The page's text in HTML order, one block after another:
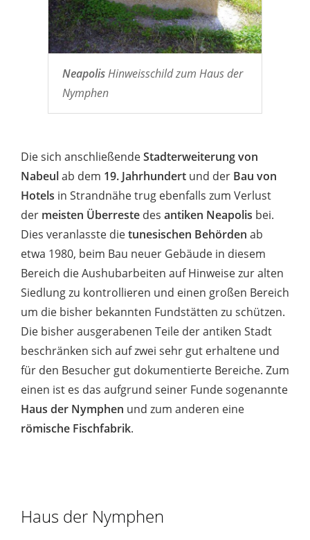
NeapolisHinweisschild zum Haus der
Nymphen
Die sich anschließendeStadterweiterung von
Nabeulab dem 19. Jahrhundert und der Bau von
Hotels in Strandnähe trug ebenfalls zum Verlust
der meisten Überreste des antiken Neapolis bei.
Dies veranlasste dietunesischen Behörden ab
etwa 1980, beim Bau neuer Gebäude in diesem
Bereich die Aushubarbeiten auf Hinweise zur alten
Siedlung zu kontrollieren und einen großen Bereich
um die bisher bekannten Fundstätten zu schützen.
Die bisher ausgerabenen Teile der antiken Stadt
beschränken sich auf zwei sehr gut erhaltene und
für den Besucher gut dokumentierte Bereiche. Zum
einen ist es das aufgrund seiner Funde sogenannte
Haus der Nymphen und zum anderen eine
römische Fischfabrik.
Haus der Nymphen